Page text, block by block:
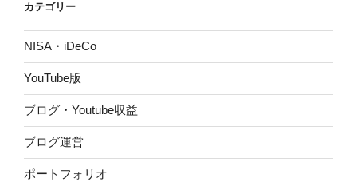
ン
カテゴリー
NISA・iDeCo
YouTube版
ブログ・Youtube収益
ブログ運営
ポートフォリオ